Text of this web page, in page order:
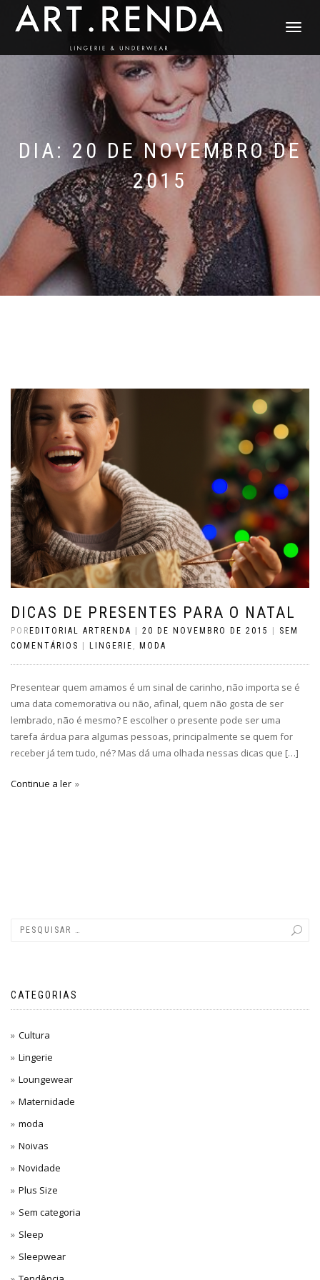
ALTERNAR
DIA: 20 DE NOVEMBRO DE
2015
DICAS DE PRESENTES PARA O NATAL
POREDITORIAL ARTRENDA | 20 DE NOVEMBRO DE 2015 | SEM
COMENTÁRIOS | LINGERIE MODA
Presentear quem amamos é um sinal de carinho, não importa se é
uma data comemorativa ou não, afinal, quem não gosta de ser
lembrado, não é mesmo? E escolher o presente pode ser uma
tarefa árdua para algumas pessoas, principalmente se quem for
receber já tem tudo, né? Mas dá uma olhada nessas dicas que […]
Continue a ler
CATEGORIAS
Cultura
Lingerie
Loungewear
Maternidade
moda
Noivas
Novidade
Plus Size
Sem categoria
Sleep
Sleepwear